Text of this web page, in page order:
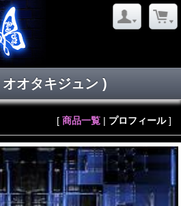
オタキジュン )
[ 商品一覧 | プロフィール]